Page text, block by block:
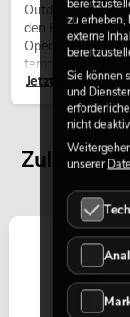
Outdoor Moving-
den Einsatz im
Open-Air-
temporären
Jetzt lesen
Zuletzt
zu
externe
Sie können
und
nicht
unserer